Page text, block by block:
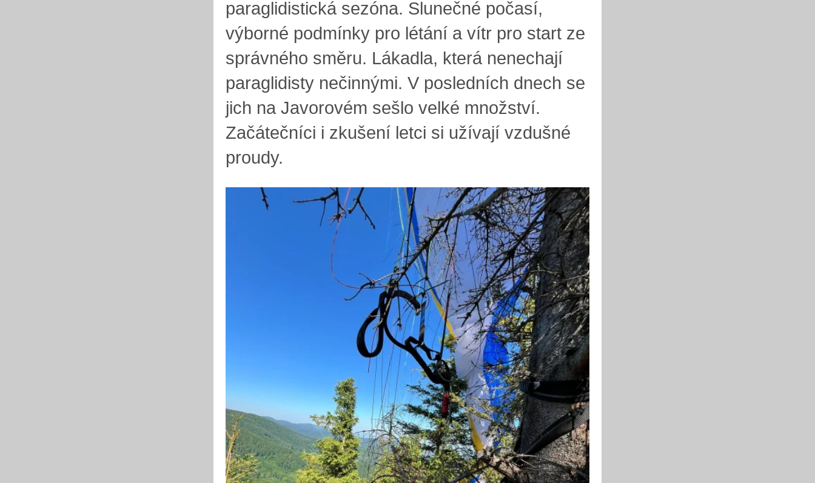
paraglidistická sezóna. Slunečné počasí,
výborné podmínky pro létání a vítr pro start ze
správného směru. Lákadla, která nenechají
paraglidisty nečinnými. V posledních dnech se
jich na Javorovém sešlo velké množství.
Začátečníci i zkušení letci si užívají vzdušné
proudy.